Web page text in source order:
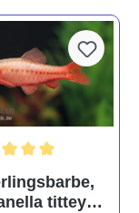
5 Sternen
titteya,